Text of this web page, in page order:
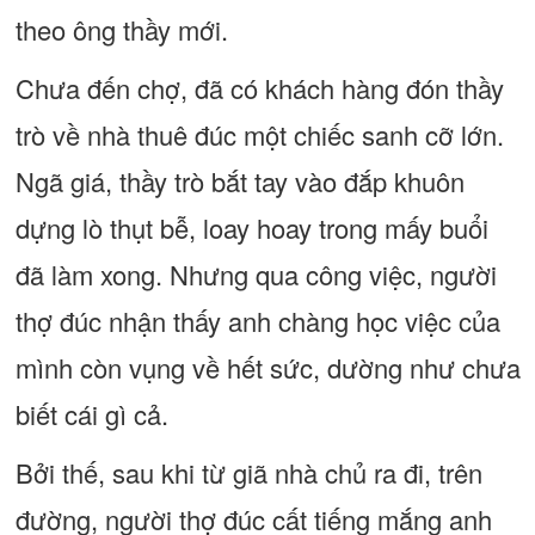
theo ông thầy mới.
Chưa đến chợ, đã có khách hàng đón thầy
trò về nhà thuê đúc một chiếc sanh cỡ lớn.
Ngã giá, thầy trò bắt tay vào đắp khuôn
dựng lò thụt bễ, loay hoay trong mấy buổi
đã làm xong. Nhưng qua công việc, người
thợ đúc nhận thấy anh chàng học việc của
mình còn vụng về hết sức, dường như chưa
biết cái gì cả.
Bởi thế, sau khi từ giã nhà chủ ra đi, trên
đường, người thợ đúc cất tiếng mắng anh